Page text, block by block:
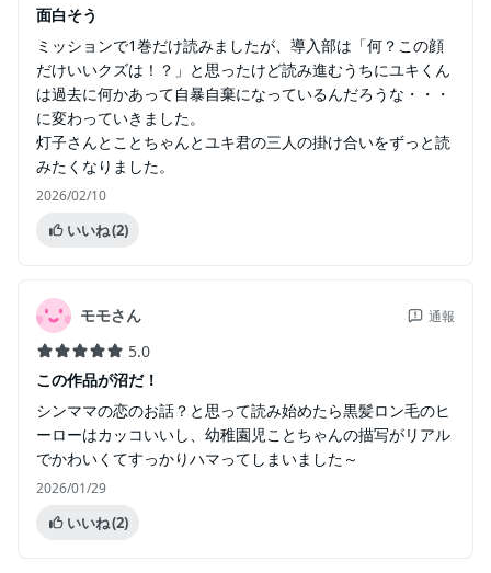
面白そう
ミッションで1巻だけ読みましたが、導入部は「何？この顔
だけいいクズは！？」と思ったけど読み進むうちにユキくん
は過去に何かあって自暴自棄になっているんだろうな・・・
に変わっていきました。
灯子さんとことちゃんとユキ君の三人の掛け合いをずっと読
みたくなりました。
2026/02/10
いいね(2)
モモさん 通報
5.0
この作品が沼だ！
シンママの恋のお話？と思って読み始めたら黒髪ロン毛のヒ
ーローはカッコいいし、幼稚園児ことちゃんの描写がリアル
でかわいくてすっかりハマってしまいました～
2026/01/29
いいね(2)